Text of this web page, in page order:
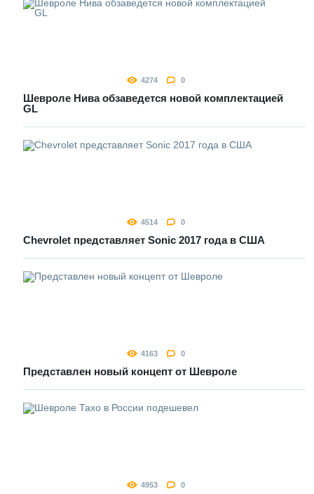
4274 0
Шевроле Нива обзаведется новой комплектацией
GL
4514 0
Chevrolet представляет Sonic 2017 года в США
4163 0
Представлен новый концепт от Шевроле
4953 0